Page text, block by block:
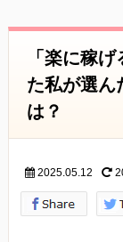
個人情報の
生年月日、
人を識別し
個人情報の
「楽に稼
た私が選ん
は？
2025.05.12